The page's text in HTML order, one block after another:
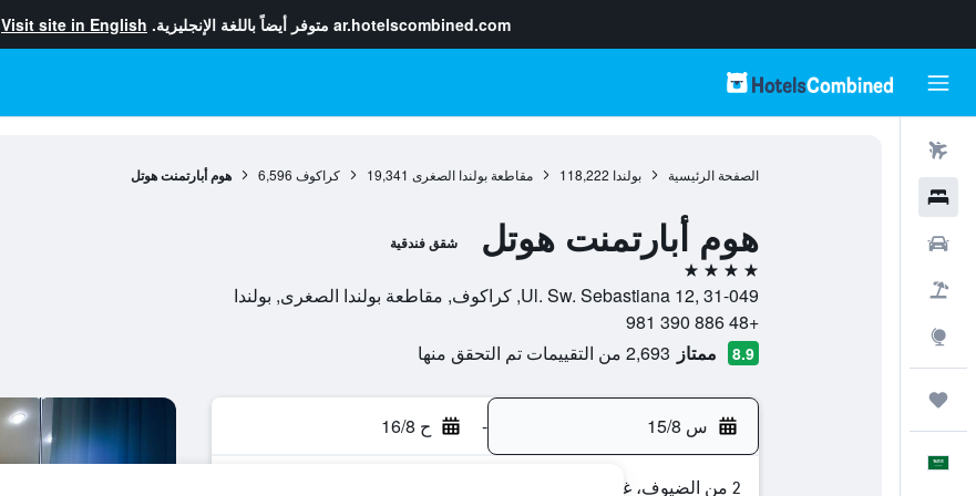
ar.hotelscombined.com متوفر أيضاً باللغة الإنجليزية. Visit site in English
الصفحة الرئيسية بولندا 118,222 مقاطعة بولندا الصغرى 19,341 كراكوف 6,596 هوم أبارتمنت هوتل
هوم أبارتمنت هوتل شقق فندقية
4 نجوم
Ul. Sw. Sebastiana 12, 31-049, كراكوف, مقاطعة بولندا الصغرى, بولندا
+48 886 390 981
8.9 ممتاز 2,693 من التقييمات تم التحقق منها
س 15/8 - ح 16/8
2 من الضيوف، غرفة واحدة